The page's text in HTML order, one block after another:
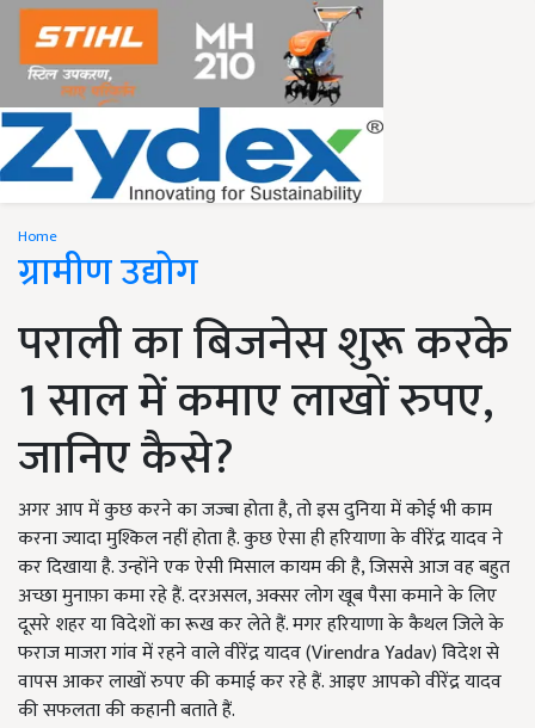
Home
ग्रामीण उद्योग
पराली का बिजनेस शुरू करके
1 साल में कमाए लाखों रुपए,
जानिए कैसे?
अगर आप में कुछ करने का जज्बा होता है, तो इस दुनिया में कोई भी काम
करना ज्यादा मुश्किल नहीं होता है. कुछ ऐसा ही हरियाणा के वीरेंद्र यादव ने
कर दिखाया है. उन्होंने एक ऐसी मिसाल कायम की है, जिससे आज वह बहुत
अच्छा मुनाफ़ा कमा रहे हैं. दरअसल, अक्सर लोग खूब पैसा कमाने के लिए
दूसरे शहर या विदेशों का रूख कर लेते हैं. मगर हरियाणा के कैथल जिले के
फराज माजरा गांव में रहने वाले वीरेंद्र यादव (Virendra Yadav) विदेश से
वापस आकर लाखों रुपए की कमाई कर रहे हैं. आइए आपको वीरेंद्र यादव
की सफलता की कहानी बताते हैं.